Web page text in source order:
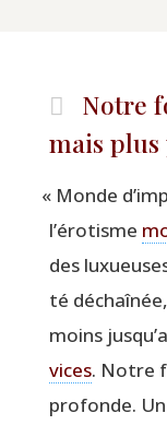
Notre
mais
« Monde
l’érotisme
des
té
moins
vices. Notre
pro­fonde.